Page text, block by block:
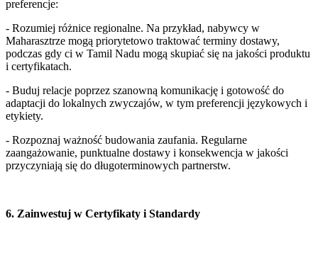
preferencje:
- Rozumiej różnice regionalne. Na przykład, nabywcy w
Maharasztrze mogą priorytetowo traktować terminy dostawy,
podczas gdy ci w Tamil Nadu mogą skupiać się na jakości produktu
i certyfikatach.
- Buduj relacje poprzez szanowną komunikację i gotowość do
adaptacji do lokalnych zwyczajów, w tym preferencji językowych i
etykiety.
- Rozpoznaj ważność budowania zaufania. Regularne
zaangażowanie, punktualne dostawy i konsekwencja w jakości
przyczyniają się do długoterminowych partnerstw.
6. Zainwestuj w Certyfikaty i Standardy